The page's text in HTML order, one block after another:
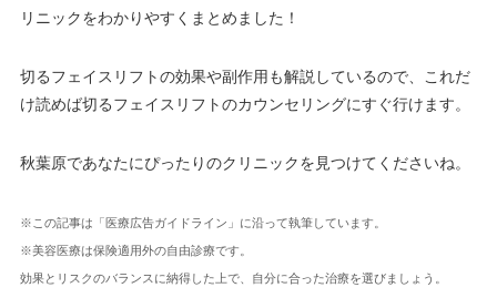
リニックをわかりやすくまとめました！
切るフェイスリフトの効果や副作用も解説しているので、これだ
け読めば切るフェイスリフトのカウンセリングにすぐ行けます。
秋葉原であなたにぴったりのクリニックを見つけてくださいね。
※この記事は「医療広告ガイドライン」に沿って執筆しています。
※美容医療は保険適用外の自由診療です。
効果とリスクのバランスに納得した上で、自分に合った治療を選びましょう。